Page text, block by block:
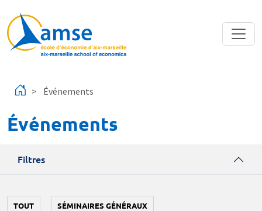
Événements
Événements
Filtres
TOUT SÉMINAIRES GÉNÉRAUX